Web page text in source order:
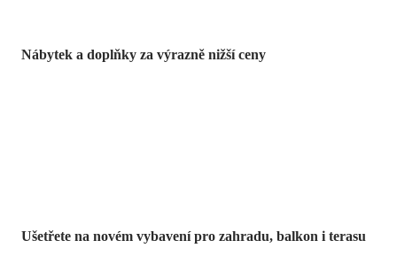
Nábytek a doplňky za výrazně nižší ceny
Ušetřete na novém vybavení pro zahradu, balkon i terasu